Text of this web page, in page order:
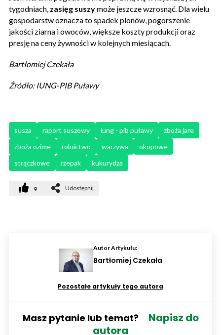
tygodniach, zasięg suszymoże jeszcze wzrosnąć. Dla wielu
gospodarstw oznacza to spadek plonów, pogorszenie
jakości ziarna i owoców, większe koszty produkcji oraz
presję na ceny żywności w kolejnych miesiącach.
Bartłomiej Czekała
Źródło: IUNG-PIB Puławy
susza raport suszowy iung - pib puławy
zboża jare
zboża ozime
rolnictwo warzywa
okopowe
strączkowe
rzepak kukurydza
9 Udostępnij
Autor Artykułu:
Bartłomiej Czekała
Pozostałe artykuły tego autora
Masz pytanie lub temat?
Napisz do
autora